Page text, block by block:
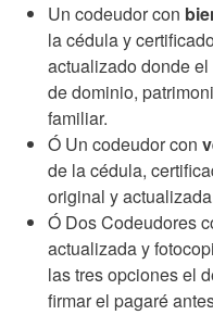
Un codeudor con
la cédula y
actualizado donde
de dominio,
familiar.
Ó Un codeudor con
de la cédula,
original y
Ó Dos Codeudores
actualizada y
las tres opciones el
firmar el pagaré